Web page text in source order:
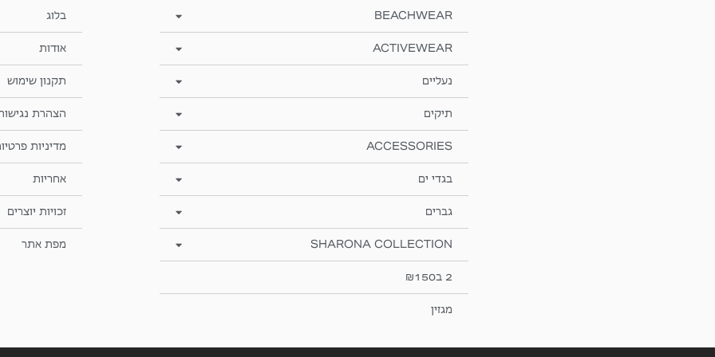
BEACHWEAR
ACTIVEWEAR
נעליים
תיקים
ACCESSORIES
בגדי ים
גברים
SHARONA COLLECTION
2 ב₪150
מגזין
בלוג
אודות
תקנון שימוש
הצהרת
מדיניות
אחריות
זכויות יוצרים
מפת אתר